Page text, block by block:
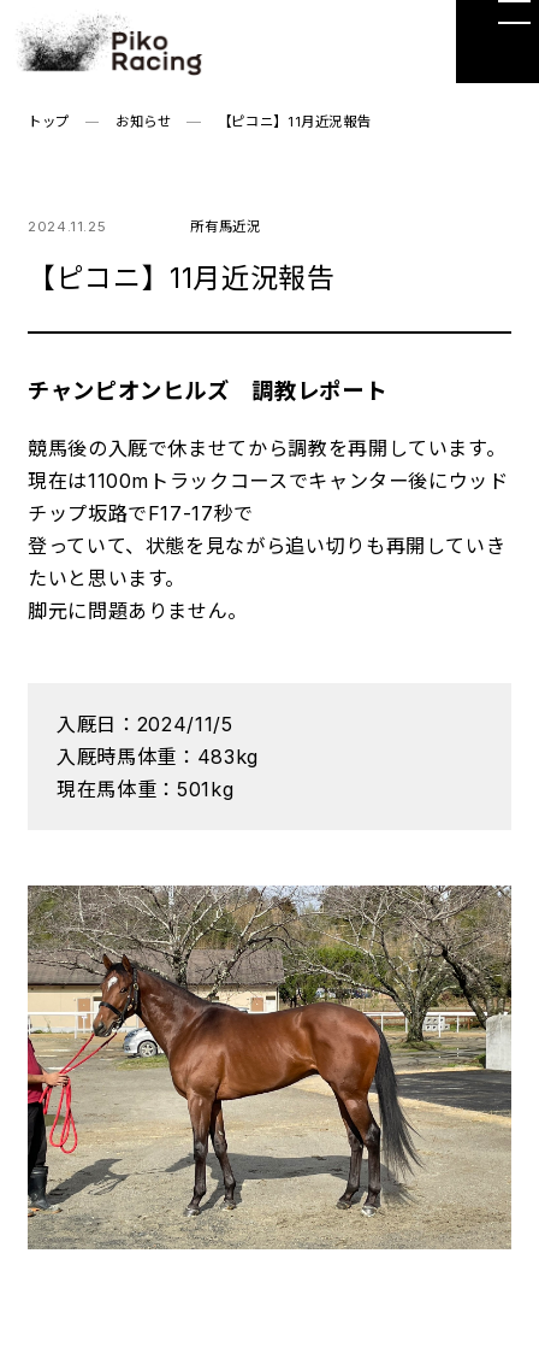
to
content
トップ お知らせ 【ピコニ】11月近況報告
2024.11.25 所有馬近況
【ピコニ】11月近況報告
チャンピオンヒルズ 調教レポート
競馬後の入厩で休ませてから調教を再開しています。
現在は1100mトラックコースでキャンター後にウッド
チップ坂路でF17-17秒で
登っていて、状態を見ながら追い切りも再開していき
たいと思います。
脚元に問題ありません。
入厩日：2024/11/5
入厩時馬体重：483kg
現在馬体重：501kg